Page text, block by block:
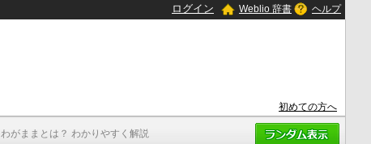
わがままとは？ わかりやすく解説
ログイン Weblio 辞書 ヘルプ
初めての方へ